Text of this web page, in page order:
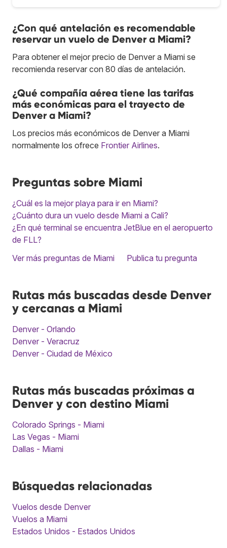
¿Con qué antelación es recomendable
reservar un vuelo de Denver a Miami?
Para obtener el mejor precio de Denver a Miami se
recomienda reservar con 80 días de antelación.
¿Qué compañía aérea tiene las tarifas
más económicas para el trayecto de
Denver a Miami?
Los precios más económicos de Denver a Miami
normalmente los ofrece Frontier Airlines.
Preguntas sobre Miami
¿Cuál es la mejor playa para ir en Miami?
¿Cuánto dura un vuelo desde Miami a Cali?
¿En qué terminal se encuentra JetBlue en el aeropuerto
de FLL?
Ver más preguntas de Miami
Publica tu pregunta
Rutas más buscadas desde Denver
y cercanas a Miami
Denver - Orlando
Denver - Veracruz
Denver - Ciudad de México
Rutas más buscadas próximas a
Denver y con destino Miami
Colorado Springs - Miami
Las Vegas - Miami
Dallas - Miami
Búsquedas relacionadas
Vuelos desde Denver
Vuelos a Miami
Estados Unidos - Estados Unidos